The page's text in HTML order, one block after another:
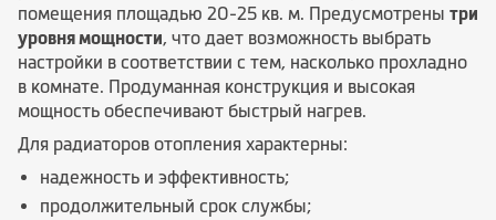
помещения площадью 20-25 кв. м. Предусмотрены три
уровня мощности, что дает возможность выбрать
настройки в соответствии с тем, насколько прохладно
в комнате. Продуманная конструкция и высокая
мощность обеспечивают быстрый нагрев.
Для радиаторов отопления характерны:
надежность и эффективность;
продолжительный срок службы;